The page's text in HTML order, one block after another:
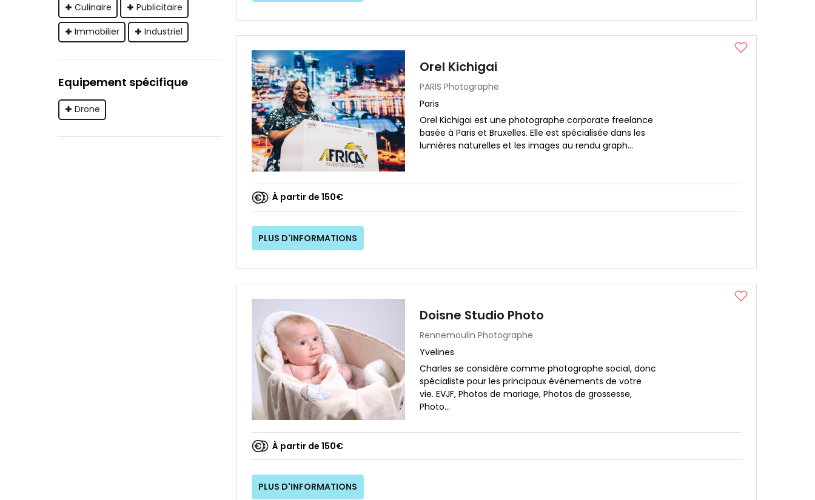
Culinaire
Publicitaire
Immobilier
Industriel
Equipement spécifique
Drone
Orel Kichigai
PARIS Photographe
Paris
Orel Kichigai est une photographe corporate freelance
basée à Paris et Bruxelles. Elle est spécialisée dans les
lumières naturelles et les images au rendu graph...
À partir de 150€
PLUS D'INFORMATIONS
Doisne Studio Photo
Rennemoulin Photographe
Yvelines
Charles se considère comme photographe social, donc
spécialiste pour les principaux événements de votre
vie. EVJF, Photos de mariage, Photos de grossesse,
Photo...
À partir de 150€
PLUS D'INFORMATIONS